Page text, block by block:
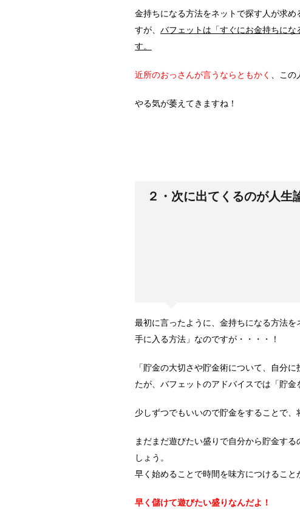
金持ちになる方法をネットで探す人が求
すが、 バフェットは「すぐにお金持ちにな
す。
近所のおっさんが言うならともかく 、こ
やる気が萎えてきますね！
２・次に出てくるのが人生
最初に言ったように、金持ちになる方法
手に入る方法」なのですが・・・・！
「貯金の大切さや貯金術について、自分
たが、バフェットのアドバイスでは「貯金
少しずつでもいいので貯金をすることで、
まだまだ遊びたい盛りで自分から貯金す
しょう。
早く始めることで時間を味方につけること
早く儲けて遊びたい盛りなんだよ！